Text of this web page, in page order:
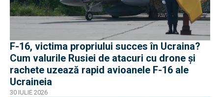
F-16, victima propriului succes în Ucraina?
Cum valurile Rusiei de atacuri cu drone și
rachete uzează rapid avioanele F-16 ale
Ucraineia
30 IULIE 2026